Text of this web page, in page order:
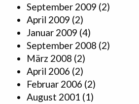
September 2009 (2)
April 2009 (2)
Januar 2009 (4)
September 2008 (2)
März 2008 (2)
April 2006 (2)
Februar 2006 (2)
August 2001 (1)